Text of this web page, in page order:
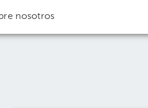
nosotros